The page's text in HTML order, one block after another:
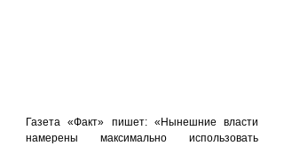
Газета «Факт» пишет: «Нынешние власти
намерены максимально использовать